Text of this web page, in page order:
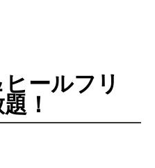
ールフリ
！